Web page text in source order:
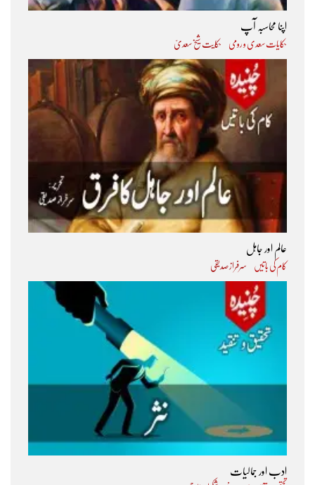
اپنا محاسبہ آپ
حکایات سعدی و رومی حکایت شیخ سعدیؒ
عالم اور جاہل
کام کی باتیں سرفراز صدیقی
ادب اور جمالیات